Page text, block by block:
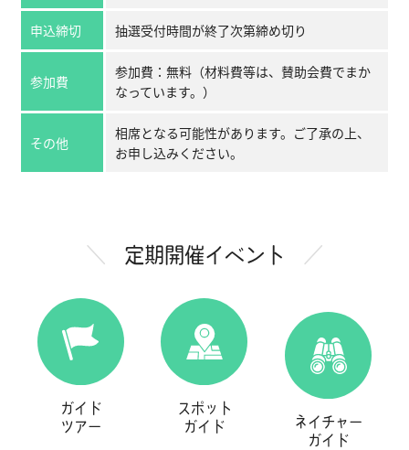
申込締切 抽選受付時間が終了次第締め切り
参加費
参加費：無料（材料費等は、賛助会費でまか
なっています。）
その他
相席となる可能性があります。ご了承の上、
お申し込みください。
定期開催イベント
ガイド
ツアー
スポット
ガイド
ネイチャー
ガイド
サンデーサイエンスについては、
原則として該
当月の中で1回のみのご参加とさせていただきま
す。
1つのイベントに対し、同一名でのお申込みが重
複してみられた場合には、登録していただいた
ご連絡先に確認のためのお電話をさせていただ
くことがあります。